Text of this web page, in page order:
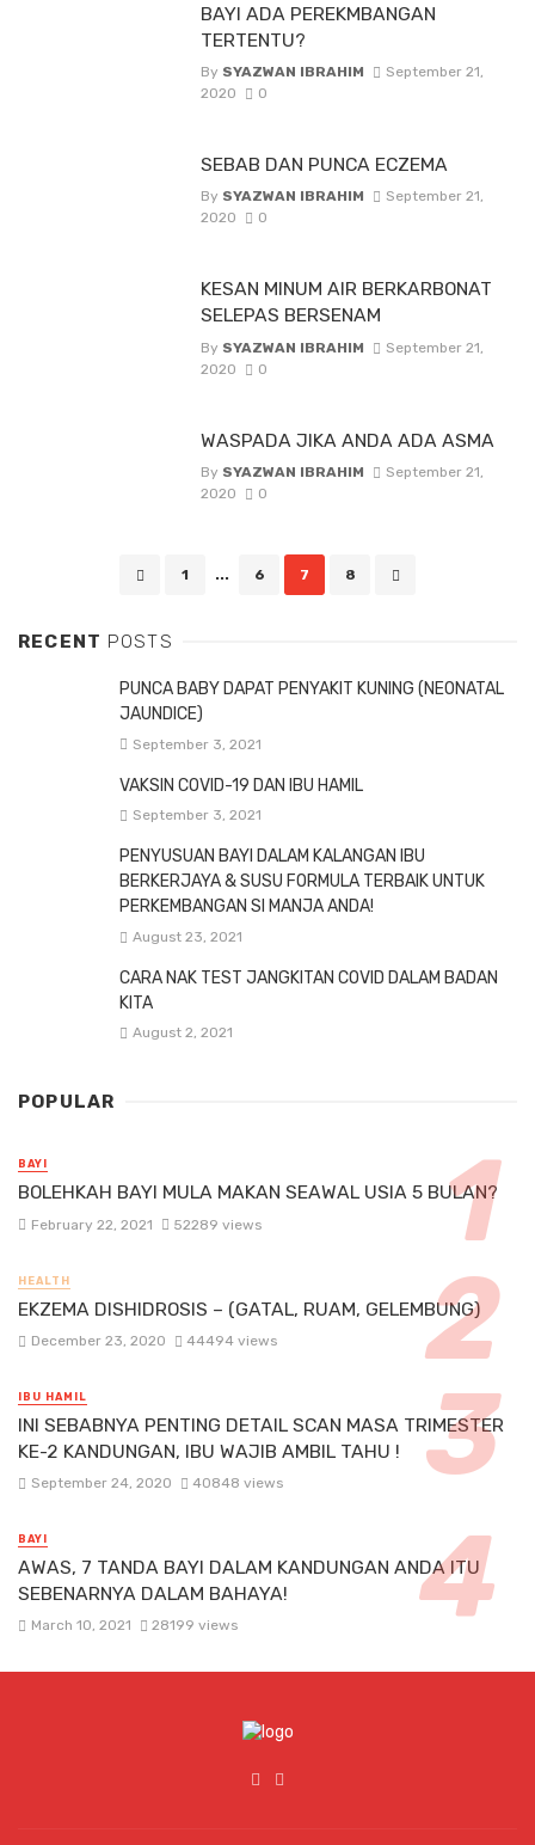
BAYI ADA PEREKMBANGAN
TERTENTU?
By SYAZWAN IBRAHIM
September 21,
2020
0
SEBAB DAN PUNCA ECZEMA
By SYAZWAN IBRAHIM
September 21,
2020
0
KESAN MINUM AIR BERKARBONAT
SELEPAS BERSENAM
By SYAZWAN IBRAHIM
September 21,
2020
0
WASPADA JIKA ANDA ADA ASMA
By SYAZWAN IBRAHIM
September 21,
2020
0
1 ... 6 7 8
RECENT POSTS
PUNCA BABY DAPAT PENYAKIT KUNING (NEONATAL
JAUNDICE)
September 3, 2021
VAKSIN COVID-19 DAN IBU HAMIL
September 3, 2021
PENYUSUAN BAYI DALAM KALANGAN IBU
BERKERJAYA & SUSU FORMULA TERBAIK UNTUK
PERKEMBANGAN SI MANJA ANDA!
August 23, 2021
CARA NAK TEST JANGKITAN COVID DALAM BADAN
KITA
August 2, 2021
POPULAR
BAYI
BOLEHKAH BAYI MULA MAKAN SEAWAL USIA 5 BULAN?
February 22, 2021 52289 views
HEALTH
EKZEMA DISHIDROSIS – (GATAL, RUAM, GELEMBUNG)
December 23, 2020 44494 views
IBU HAMIL
INI SEBABNYA PENTING DETAIL SCAN MASA TRIMESTER
KE-2 KANDUNGAN, IBU WAJIB AMBIL TAHU !
September 24, 2020 40848 views
BAYI
AWAS, 7 TANDA BAYI DALAM KANDUNGAN ANDA ITU
SEBENARNYA DALAM BAHAYA!
March 10, 2021 28199 views